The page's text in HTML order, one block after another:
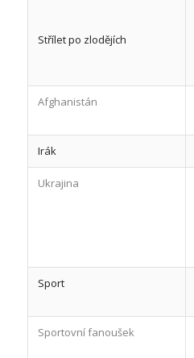
Střílet po zlodějích
Afghanistán
Irák
Ukrajina
Sport
Sportovní fanoušek